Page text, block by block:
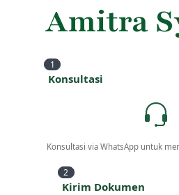
Amitra
1
Konsultasi
Konsultasi via WhatsApp untuk
2
Kirim Dokumen